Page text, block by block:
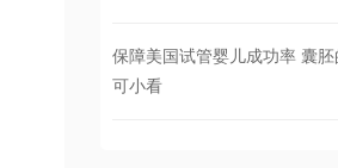
保障美国试管婴儿成功率 囊胚
可小看